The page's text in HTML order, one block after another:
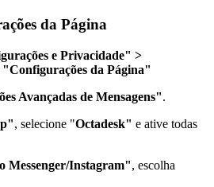
da Página
e Privacidade" >
da Página"
Avançadas de Mensagens".
, selecione "Octadesk" e ative todas
Messenger/Instagram", escolha